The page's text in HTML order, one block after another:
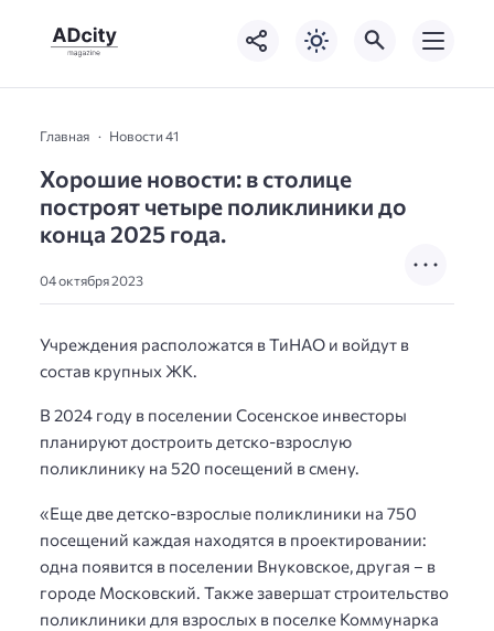
Главная Новости 41
Хорошие новости: в столице
построят четыре поликлиники до
конца 2025 года.
04 октября 2023
Учреждения расположатся в ТиНАО и войдут в
состав крупных ЖК.
В 2024 году в поселении Сосенское инвесторы
планируют достроить детско-взрослую
поликлинику на 520 посещений в смену.
«Еще две детско-взрослые поликлиники на 750
посещений каждая находятся в проектировании:
одна появится в поселении Внуковское, другая – в
городе Московский. Также завершат строительство
поликлиники для взрослых в поселке Коммунарка